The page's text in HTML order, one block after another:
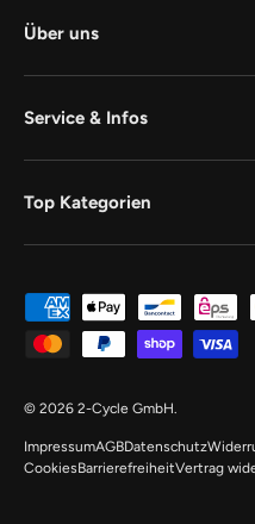
Über uns
Service & Infos
Top Kategorien
Zahlungsmethoden
© 2026 2-Cycle GmbH.
ImpressumAGBDatenschutz
CookiesBarrierefreiheitVertrag